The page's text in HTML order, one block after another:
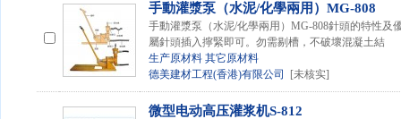
手動灌漿泵（水泥/化學兩用）MG-808
手動灌漿泵（水泥/化學兩用）MG-808針頭的特性及
屬針頭插入擰緊即可。勿需剔槽，不破壞混凝土結
生产原材料 其它原材料
德美建材工程(香港)有限公司
[未核实]
微型电动高压灌浆机S-812